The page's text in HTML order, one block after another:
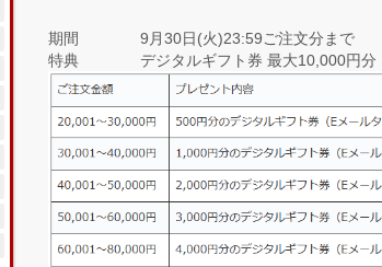
期間 9月30日(火)23:59ご注文分まで
特典 デジタルギフト券 最大10,000円分（